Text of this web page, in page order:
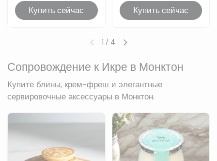
Купить сейчас Купить сейчас
Предыдущий слайдСледующий слайд
1 / 4
Сопровождение к Икре в Монктон
Купите блины, крем-фреш и элегантные
сервировочные аксессуары в Монктон.